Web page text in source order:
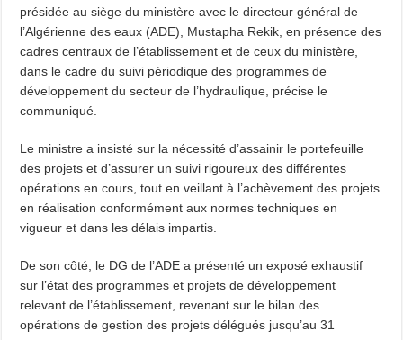
présidée au siège du ministère avec le directeur général de
l’Algérienne des eaux (ADE), Mustapha Rekik, en présence des
cadres centraux de l’établissement et de ceux du ministère,
dans le cadre du suivi périodique des programmes de
développement du secteur de l’hydraulique, précise le
communiqué.
Le ministre a insisté sur la nécessité d’assainir le portefeuille
des projets et d’assurer un suivi rigoureux des différentes
opérations en cours, tout en veillant à l’achèvement des projets
en réalisation conformément aux normes techniques en
vigueur et dans les délais impartis.
De son côté, le DG de l’ADE a présenté un exposé exhaustif
sur l’état des programmes et projets de développement
relevant de l’établissement, revenant sur le bilan des
opérations de gestion des projets délégués jusqu’au 31